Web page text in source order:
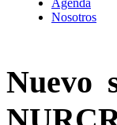
Agenda
Nosotros
Nuevo